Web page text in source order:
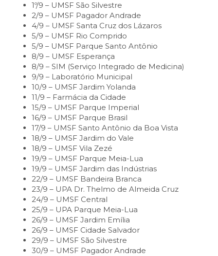
1º/9 – UMSF São Silvestre
2/9 – UMSF Pagador Andrade
4/9 – UMSF Santa Cruz dos Lázaros
5/9 – UMSF Rio Comprido
5/9 – UMSF Parque Santo Antônio
8/9 – UMSF Esperança
8/9 – SIM (Serviço Integrado de Medicina)
9/9 – Laboratório Municipal
10/9 – UMSF Jardim Yolanda
11/9 – Farmácia da Cidade
15/9 – UMSF Parque Imperial
16/9 – UMSF Parque Brasil
17/9 – UMSF Santo Antônio da Boa Vista
18/9 – UMSF Jardim do Vale
18/9 – UMSF Vila Zezé
19/9 – UMSF Parque Meia-Lua
19/9 – UMSF Jardim das Indústrias
22/9 ­– UMSF Bandeira Branca
23/9 – UPA Dr. Thelmo de Almeida Cruz
24/9 – UMSF Central
25/9 – UPA Parque Meia-Lua
26/9 – UMSF Jardim Emília
26/9 – UMSF Cidade Salvador
29/9 – UMSF São Silvestre
30/9 – UMSF Pagador Andrade